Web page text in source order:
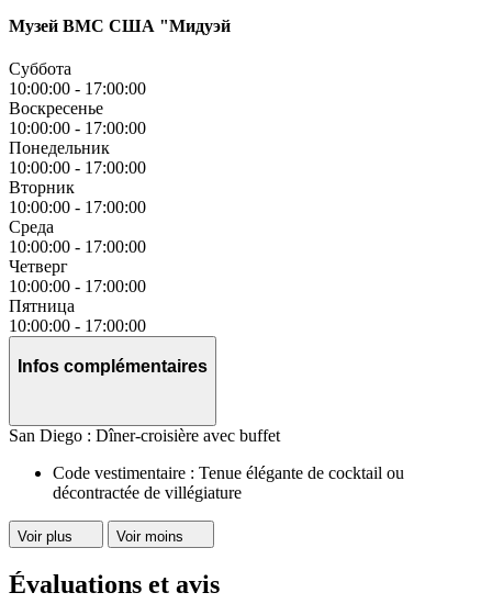
Музей ВМС США "Мидуэй
Суббота
10:00:00 - 17:00:00
Воскресенье
10:00:00 - 17:00:00
Понедельник
10:00:00 - 17:00:00
Вторник
10:00:00 - 17:00:00
Среда
10:00:00 - 17:00:00
Четверг
10:00:00 - 17:00:00
Пятница
10:00:00 - 17:00:00
Infos complémentaires
San Diego : Dîner-croisière avec buffet
Code vestimentaire : Tenue élégante de cocktail ou
décontractée de villégiature
Voir plus Voir moins
Évaluations et avis